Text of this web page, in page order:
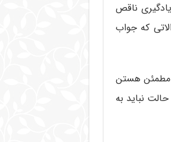
ناقص
که جواب
دارن و گاهی با اینکه تقریبا 100 درصد مطمئن هستن
نباید به